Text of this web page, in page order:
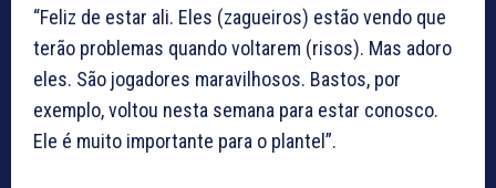
“Feliz de estar ali. Eles (zagueiros) estão vendo que
terão problemas quando voltarem (risos). Mas adoro
eles. São jogadores maravilhosos. Bastos, por
exemplo, voltou nesta semana para estar conosco.
Ele é muito importante para o plantel”.